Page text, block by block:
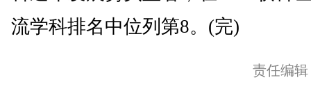
流学科排名中位列第8。(完)
责任编